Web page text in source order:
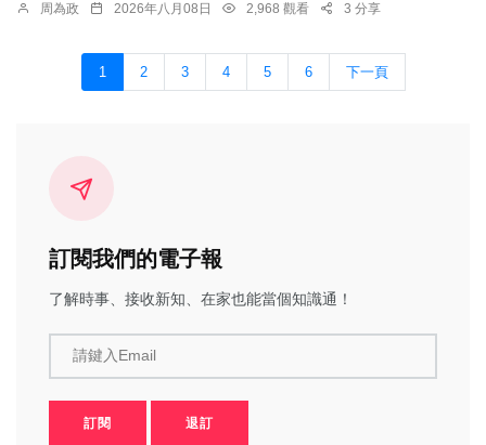
周為政 2026年八月08日 2,968 觀看 3 分享
1 2 3 4 5 6 下一頁
訂閱我們的電子報
了解時事、接收新知、在家也能當個知識通！
請鍵入Email
訂閱 退訂